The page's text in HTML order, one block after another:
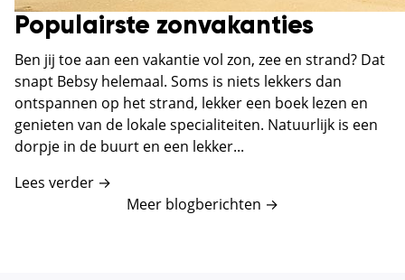
Populairste zonvakanties
Ben jij toe aan een vakantie vol zon, zee en strand? Dat
snapt Bebsy helemaal. Soms is niets lekkers dan
ontspannen op het strand, lekker een boek lezen en
genieten van de lokale specialiteiten. Natuurlijk is een
dorpje in de buurt en een lekker...
Lees verder →
Meer blogberichten →